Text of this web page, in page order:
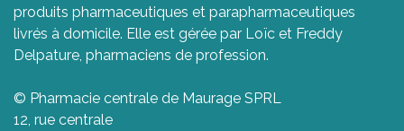
produits pharmaceutiques et parapharmaceutiques
livrés à domicile. Elle est gérée par Loïc et Freddy
Delpature, pharmaciens de profession.
© Pharmacie centrale de Maurage SPRL
12, rue centrale